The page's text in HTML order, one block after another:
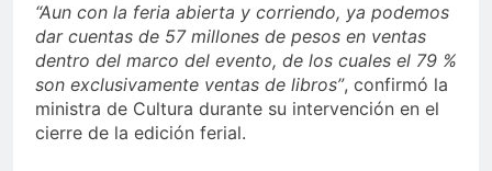
“Aun con la feria abierta y corriendo, ya podemos
dar cuentas de 57 millones de pesos en ventas
dentro del marco del evento, de los cuales el 79 %
son exclusivamente ventas de libros”, confirmó la
ministra de Cultura durante su intervención en el
cierre de la edición ferial.